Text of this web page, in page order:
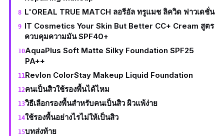
L'OREAL TRUE MATCH ลอรีอัล ทรูแมช ลิควิด ฟาวเดชั่น
IT Cosmetics Your Skin But Better CC+ Cream สูตร
ควบคุมความมัน SPF40+
AquaPlus Soft Matte Silky Foundation SPF25
PA++
Revlon ColorStay Makeup Liquid Foundation
คนเป็นสิวใช้รองพื้นได้ไหม
วิธีเลือกรองพื้นสำหรับคนเป็นสิว ผิวแพ้ง่าย
ใช้รองพื้นอย่างไรไม่ให้เป็นสิว
บทส่งท้าย